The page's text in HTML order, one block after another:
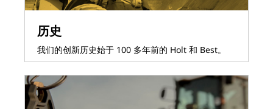
历史
我们的创新历史始于 100 多年前的 Holt 和 Best。